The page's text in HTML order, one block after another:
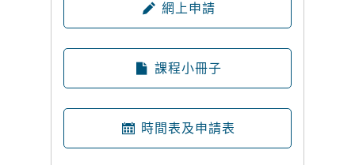
網上申請
課程小冊子
時間表及申請表